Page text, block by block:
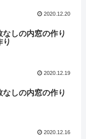
2020.12.20
しの内窓の作り
2020.12.19
しの内窓の作り
2020.12.16